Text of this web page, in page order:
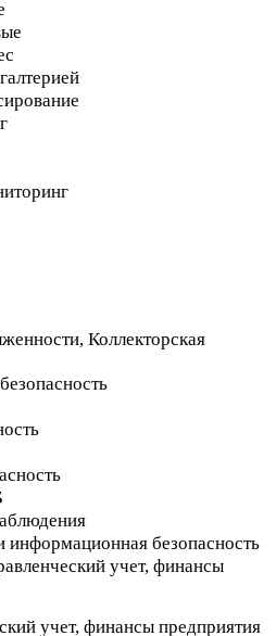
Коллекторская
информационная безопасность
учет, финансы
учет, финансы предприятия